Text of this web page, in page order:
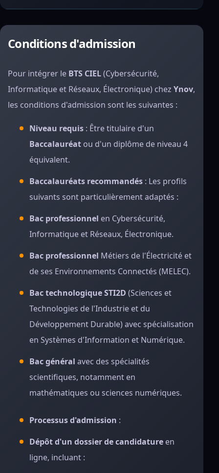
Conditions d'admission
Pour intégrer le BTS CIEL(Cybersécurité,
Informatique et Réseaux, Électronique) chez Ynov,
les conditions d'admission sont les suivantes :
Niveau requis : Être titulaire d'un
Baccalauréat ou d'un diplôme de niveau 4
équivalent.
Baccalauréats recommandés : Les profils
suivants sont particulièrement adaptés :
Bac professionnel en Cybersécurité,
Informatique et Réseaux, Électronique.
Bac professionnel Métiers de l'Électricité et
de ses Environnements Connectés (MELEC).
Bac technologique STI2D (Sciences et
Technologies de l'Industrie et du
Développement Durable) avec spécialisation
en Systèmes d'Information et Numérique.
Bac général avec des spécialités
scientifiques, notamment en
mathématiques ou sciences numériques.
Processus d'admission :
Dépôt d'un dossier de candidature en
ligne, incluant :